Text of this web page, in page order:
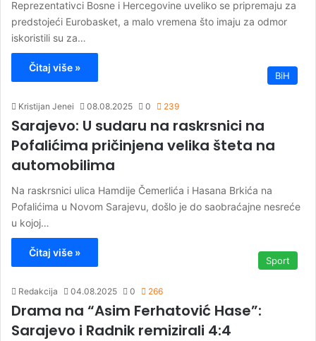
Reprezentativci Bosne i Hercegovine uveliko se pripremaju za
predstojeći Eurobasket, a malo vremena što imaju za odmor
iskoristili su za…
Čitaj više »
BiH
Kristijan Jenei 08.08.2025 0 239
Sarajevo: U sudaru na raskrsnici na
Pofalićima pričinjena velika šteta na
automobilima
Na raskrsnici ulica Hamdije Čemerlića i Hasana Brkića na
Pofalićima u Novom Sarajevu, došlo je do saobraćajne nesreće
u kojoj…
Čitaj više »
Sport
Redakcija 04.08.2025 0 266
Drama na “Asim Ferhatović Hase”:
Sarajevo i Radnik remizirali 4:4